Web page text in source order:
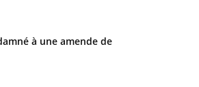
à une amende de